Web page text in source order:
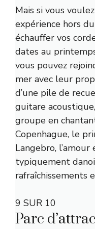
Mais si vous
expérience hors
échauffer vos
dates au
vous pouvez
mer avec leur
d’une pile de
guitare
groupe en
Copenhague, le
Langebro, l’amour
typiquement
rafraîchissements
9 SUR 10
Parc